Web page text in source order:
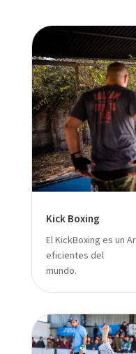
Kick Boxing
El KickBoxing es un
eficientes del
mundo.